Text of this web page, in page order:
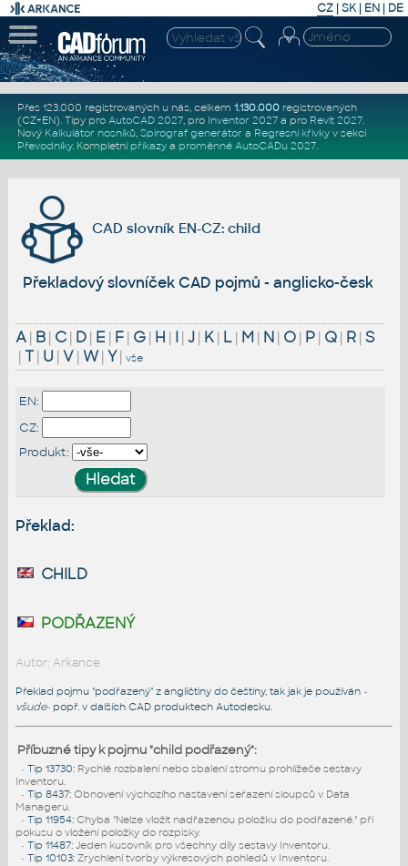
CZ | SK| EN | DE
Přes 123.000 registrovaných u nás, celkem 1.130.000registrovaných
(CZ+EN). Tipy pro AutoCAD 2027, pro Inventor 2027a pro Revit 2027.
Nový Kalkulátor nosníků, Spirograf generátor a Regresní křivkyv sekci
Převodníky. Kompletní příkazya proměnné AutoCADu 2027.
CAD slovník EN-CZ: child
Překladový slovníček CAD pojmů - anglicko-český
A| B| C| D| E | F| G| H | I| J| K| L| M| N| O| P| Q| R| S
| T| U | V| W| Y| vše
EN:
CZ:
Produkt:
Překlad:
child
podřazený
Autor: Arkance
Překlad pojmu "podřazený" z angličtiny do češtiny, tak jak je používán -
všude-popř. v dalších CAD produktech Autodesku.
Příbuzné tipy k pojmu "child podřazený":
• Tip 13730: Rychlé rozbalení nebo sbalení stromu prohlížeče sestavy
Inventoru.
• Tip 8437: Obnovení výchozího nastavení seřazení sloupců v Data
Manageru.
• Tip 11954: Chyba "Nelze vložit nadřazenou položku do podřazené." při
pokusu o vložení položky do rozpisky.
• Tip 11487: Jeden kusovník pro všechny díly sestavy Inventoru.
• Tip 10103: Zrychlení tvorby výkresových pohledů v Inventoru.